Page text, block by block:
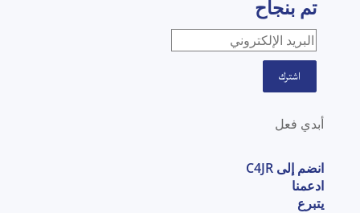
تم بنجاح
اشترك
أبدي فعل
انضم إلى C4JR
ادعمنا
يتبرع